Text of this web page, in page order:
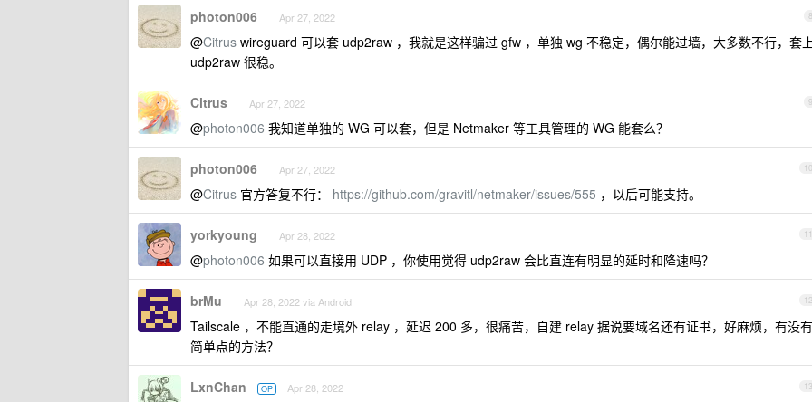
8
photon006 Apr 27, 2022
@Citrus wireguard 可以套 udp2raw ，我就是这样骗过 gfw ，单独 wg 不稳定，偶尔能过墙，大多数不行，套
udp2raw 很稳。
9
Citrus Apr 27, 2022
@photon006 我知道单独的 WG 可以套，但是 Netmaker 等工具管理的 WG 能套么？
10
photon006 Apr 27, 2022
@Citrus 官方答复不行： https://github.com/gravitl/netmaker/issues/555 ，以后可能支持。
11
yorkyoung Apr 28, 2022
@photon006 如果可以直接用 UDP ，你使用觉得 udp2raw 会比直连有明显的延时和降速吗？
12
brMu Apr 28, 2022 via Android
Tailscale ，不能直通的走境外 relay ，延迟 200 多，很痛苦，自建 relay 据说要域名还有证书，好麻烦，有没有
简单点的方法？
13
LxnChan OP Apr 28, 2022